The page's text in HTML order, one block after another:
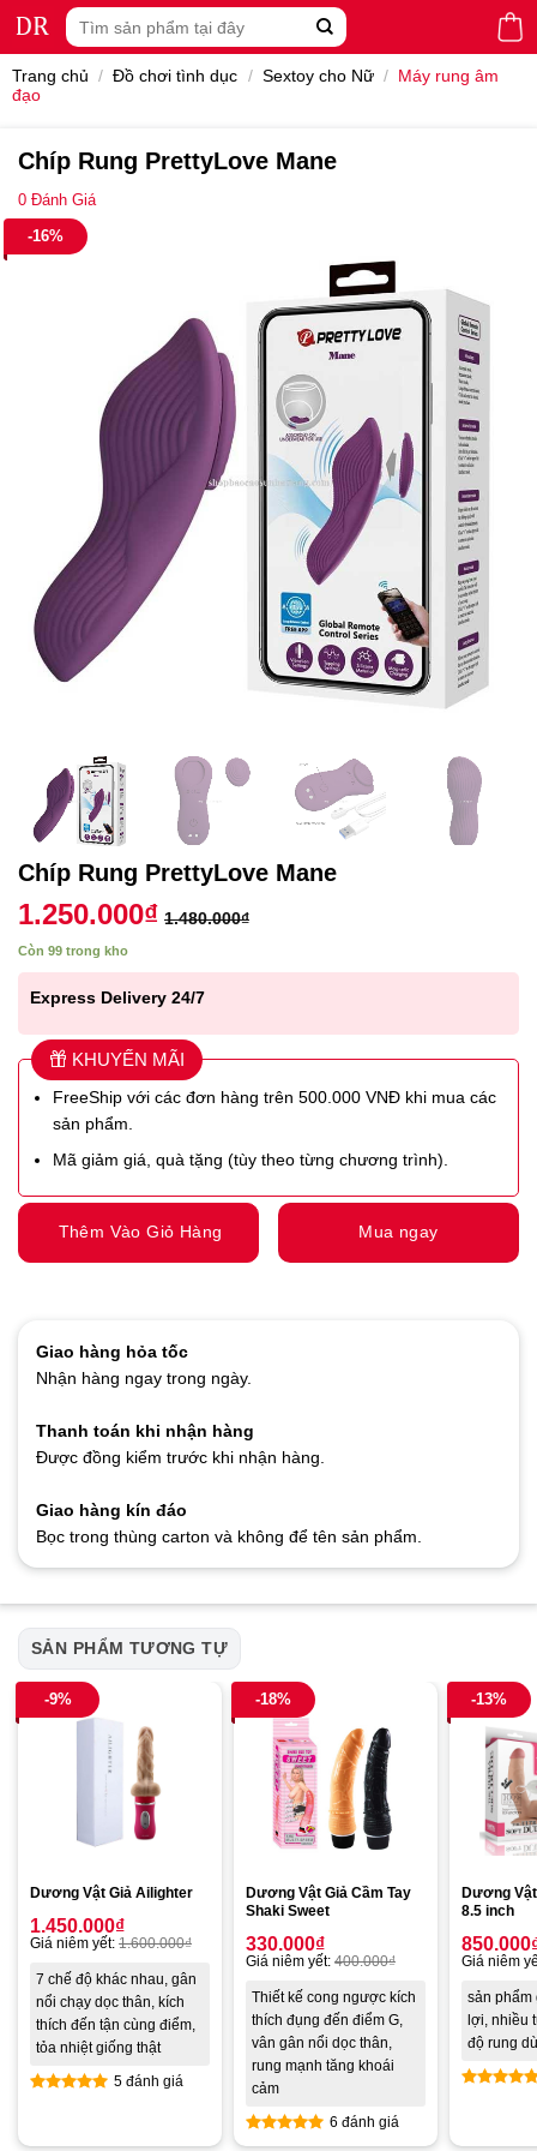
Tìm
kiếm:
Trang chủ / Đồ chơi tình dục / Sextoy cho Nữ / Máy rung âm
đạo
Chíp Rung PrettyLove Mane
0 Đánh Giá
-16%
Chíp Rung PrettyLove Mane
1.250.000₫ 1.480.000₫
Còn 99 trong kho
Express Delivery 24/7
KHUYẾN MÃI
FreeShip với các đơn hàng trên 500.000 VNĐ khi mua các
sản phẩm.
Mã giảm giá, quà tặng (tùy theo từng chương trình).
Thêm Vào Giỏ Hàng Mua ngay
Giao hàng hỏa tốc
Nhận hàng ngay trong ngày.
Thanh toán khi nhận hàng
Được đồng kiểm trước khi nhận hàng.
Giao hàng kín đáo
Bọc trong thùng carton và không để tên sản phẩm.
SẢN PHẨM TƯƠNG TỰ
-9%
Dương Vật Giả Ailighter
1.450.000₫
Giá niêm yết: 1.600.000₫
7 chế độ khác nhau, gân
nổi chạy dọc thân, kích
thích đến tận cùng điểm,
tỏa nhiệt giống thật
5 đánh giá
-18%
Dương Vật Giả Cầm Tay
Shaki Sweet
330.000₫
Giá niêm yết: 400.000₫
Thiết kế cong ngược kích
thích đụng đến điểm G,
vân gân nổi dọc thân,
rung mạnh tăng khoái
cảm
6 đánh giá
-13%
Dương
8.5 inch
5 sao
850.000
Giá niêm
sản
lợi, nhiều
độ rung